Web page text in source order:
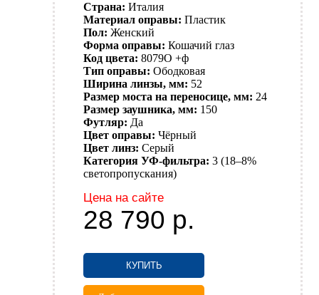
Страна: Италия
Материал оправы: Пластик
Пол: Женский
Форма оправы: Кошачий глаз
Код цвета: 8079O +ф
Тип оправы: Ободковая
Ширина линзы, мм: 52
Размер моста на переносице, мм: 24
Размер заушника, мм: 150
Футляр: Да
Цвет оправы: Чёрный
Цвет линз: Серый
Категория УФ-фильтра: 3 (18–8%
светопропускания)
Цена на сайте
28 790 р.
КУПИТЬ